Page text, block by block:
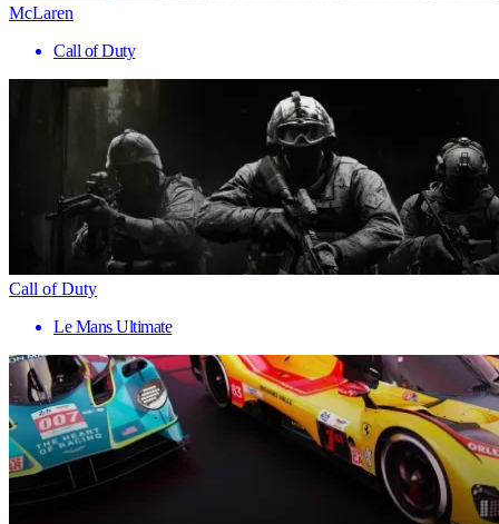
McLaren
Call of Duty
Call of Duty
Le Mans Ultimate